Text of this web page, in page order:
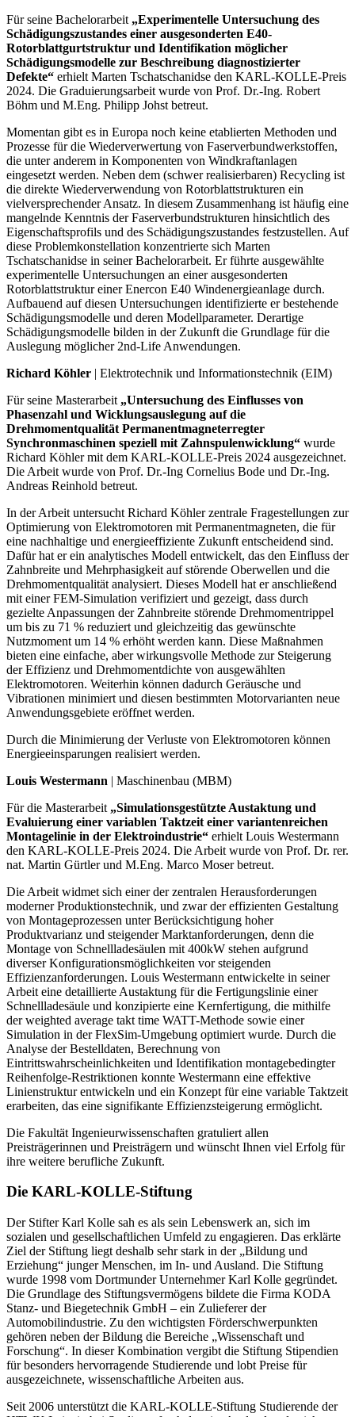
Für seine Bachelorarbeit „Experimentelle Untersuchung des
Schädigungszustandes einer ausgesonderten E40-
Rotorblattgurtstruktur und Identifikation möglicher
Schädigungsmodelle zur Beschreibung diagnostizierter
Defekte“ erhielt Marten Tschatschanidse den KARL-KOLLE-Preis
2024. Die Graduierungsarbeit wurde von Prof. Dr.-Ing. Robert
Böhm und M.Eng. Philipp Johst betreut.
Momentan gibt es in Europa noch keine etablierten Methoden und
Prozesse für die Wiederverwertung von Faserverbundwerkstoffen,
die unter anderem in Komponenten von Windkraftanlagen
eingesetzt werden. Neben dem (schwer realisierbaren) Recycling ist
die direkte Wiederverwendung von Rotorblattstrukturen ein
vielversprechender Ansatz. In diesem Zusammenhang ist häufig eine
mangelnde Kenntnis der Faserverbundstrukturen hinsichtlich des
Eigenschaftsprofils und des Schädigungszustandes festzustellen. Auf
diese Problemkonstellation konzentrierte sich Marten
Tschatschanidse in seiner Bachelorarbeit. Er führte ausgewählte
experimentelle Untersuchungen an einer ausgesonderten
Rotorblattstruktur einer Enercon E40 Windenergieanlage durch.
Aufbauend auf diesen Untersuchungen identifizierte er bestehende
Schädigungsmodelle und deren Modellparameter. Derartige
Schädigungsmodelle bilden in der Zukunft die Grundlage für die
Auslegung möglicher 2nd-Life Anwendungen.
Richard Köhler | Elektrotechnik und Informationstechnik (EIM)
Für seine Masterarbeit „Untersuchung des Einflusses von
Phasenzahl und Wicklungsauslegung auf die
Drehmomentqualität Permanentmagneterregter
Synchronmaschinen speziell mit Zahnspulenwicklung“ wurde
Richard Köhler mit dem KARL-KOLLE-Preis 2024 ausgezeichnet.
Die Arbeit wurde von Prof. Dr.-Ing Cornelius Bode und Dr.-Ing.
Andreas Reinhold betreut.
In der Arbeit untersucht Richard Köhler zentrale Fragestellungen zur
Optimierung von Elektromotoren mit Permanentmagneten, die für
eine nachhaltige und energieeffiziente Zukunft entscheidend sind.
Dafür hat er ein analytisches Modell entwickelt, das den Einfluss der
Zahnbreite und Mehrphasigkeit auf störende Oberwellen und die
Drehmomentqualität analysiert. Dieses Modell hat er anschließend
mit einer FEM-Simulation verifiziert und gezeigt, dass durch
gezielte Anpassungen der Zahnbreite störende Drehmomentrippel
um bis zu 71 % reduziert und gleichzeitig das gewünschte
Nutzmoment um 14 % erhöht werden kann. Diese Maßnahmen
bieten eine einfache, aber wirkungsvolle Methode zur Steigerung
der Effizienz und Drehmomentdichte von ausgewählten
Elektromotoren. Weiterhin können dadurch Geräusche und
Vibrationen minimiert und diesen bestimmten Motorvarianten neue
Anwendungsgebiete eröffnet werden.
Durch die Minimierung der Verluste von Elektromotoren können
Energieeinsparungen realisiert werden.
Louis Westermann | Maschinenbau (MBM)
Für die Masterarbeit „Simulationsgestützte Austaktung und
Evaluierung einer variablen Taktzeit einer variantenreichen
Montagelinie in der Elektroindustrie“ erhielt Louis Westermann
den KARL-KOLLE-Preis 2024. Die Arbeit wurde von Prof. Dr. rer.
nat. Martin Gürtler und M.Eng. Marco Moser betreut.
Die Arbeit widmet sich einer der zentralen Herausforderungen
moderner Produktionstechnik, und zwar der effizienten Gestaltung
von Montageprozessen unter Berücksichtigung hoher
Produktvarianz und steigender Marktanforderungen, denn die
Montage von Schnellladesäulen mit 400kW stehen aufgrund
diverser Konfigurationsmöglichkeiten vor steigenden
Effizienzanforderungen. Louis Westermann entwickelte in seiner
Arbeit eine detaillierte Austaktung für die Fertigungslinie einer
Schnellladesäule und konzipierte eine Kernfertigung, die mithilfe
der weighted average takt time WATT-Methode sowie einer
Simulation in der FlexSim-Umgebung optimiert wurde. Durch die
Analyse der Bestelldaten, Berechnung von
Eintrittswahrscheinlichkeiten und Identifikation montagebedingter
Reihenfolge-Restriktionen konnte Westermann eine effektive
Linienstruktur entwickeln und ein Konzept für eine variable Taktzeit
erarbeiten, das eine signifikante Effizienzsteigerung ermöglicht.
Die Fakultät Ingenieurwissenschaften gratuliert allen
Preisträgerinnen und Preisträgern und wünscht Ihnen viel Erfolg für
ihre weitere berufliche Zukunft.
Die KARL-KOLLE-Stiftung
Der Stifter Karl Kolle sah es als sein Lebenswerk an, sich im
sozialen und gesellschaftlichen Umfeld zu engagieren. Das erklärte
Ziel der Stiftung liegt deshalb sehr stark in der „Bildung und
Erziehung“ junger Menschen, im In- und Ausland. Die Stiftung
wurde 1998 vom Dortmunder Unternehmer Karl Kolle gegründet.
Die Grundlage des Stiftungsvermögens bildete die Firma KODA
Stanz- und Biegetechnik GmbH – ein Zulieferer der
Automobilindustrie. Zu den wichtigsten Förderschwerpunkten
gehören neben der Bildung die Bereiche „Wissenschaft und
Forschung“. In dieser Kombination vergibt die Stiftung Stipendien
für besonders hervorragende Studierende und lobt Preise für
ausgezeichnete, wissenschaftliche Arbeiten aus.
Seit 2006 unterstützt die KARL-KOLLE-Stiftung Studierende der